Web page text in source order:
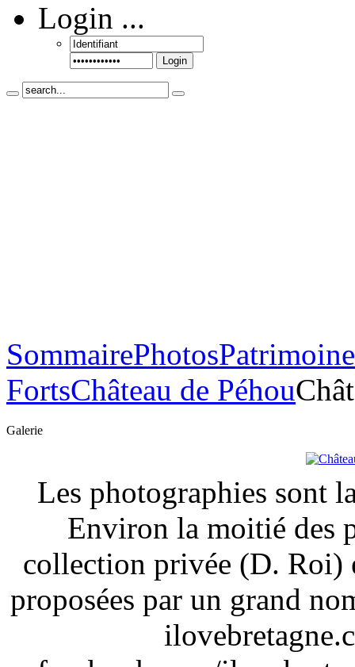
Login ...
Login
SommairePhotos
FortsChâteau de Péhou
Galerie
Les photographies sont
Environ la moitié des
collection privée (D. Roi)
proposées par un grand